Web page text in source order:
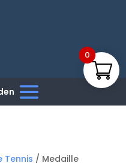
Tennis / Medaille
0